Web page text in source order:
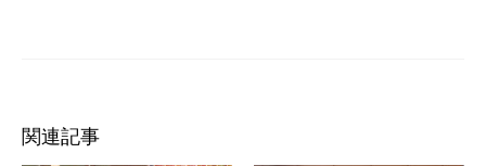
関連記事